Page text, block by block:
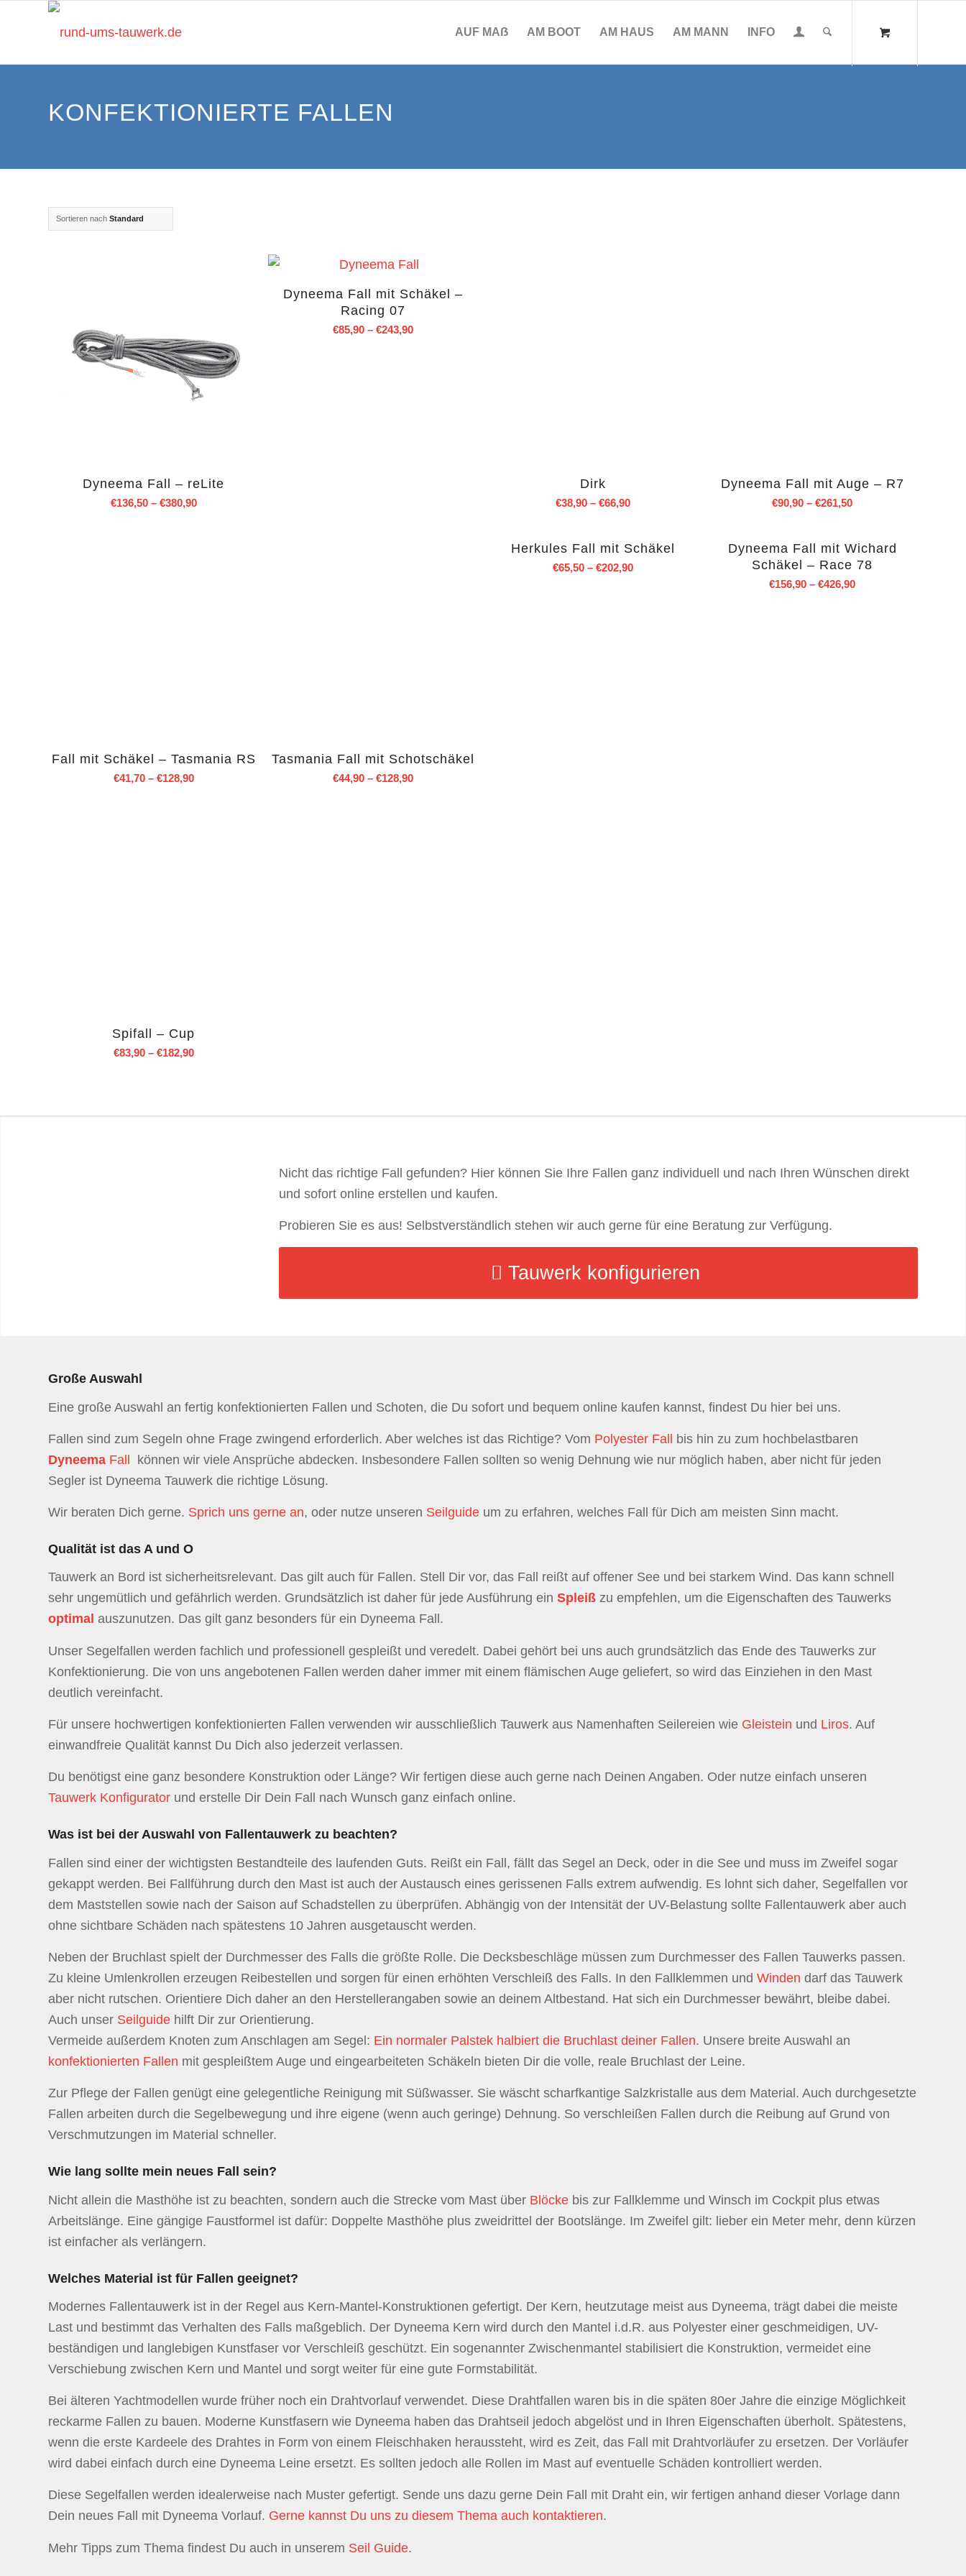
AUF MAẞ AM BOOT AM HAUS AM MANN INFO
KONFEKTIONIERTE FALLEN
Sortieren nach Standard
Dyneema Fall – reLite
€136,50– €380,90
Dyneema Fall mit Schäkel –
Racing 07
€85,90 –€243,90
Dyneema Fall mit Auge – R7
€90,90 –€261,50
Fall mit Schäkel – Tasmania RS
€41,70– €128,90
Tasmania Fall mit Schotschäkel
€44,90 –€128,90
Herkules Fall mit Schäkel
€65,50– €202,90
Dyneema Fall mit Wichard
Schäkel – Race 78
€156,90 –€426,90
Spifall – Cup
€83,90– €182,90
Nicht das richtige Fall gefunden? Hier können Sie Ihre Fallen ganz individuell und nach Ihren Wünschen direkt
und sofort online erstellen und kaufen.
Probieren Sie es aus! Selbstverständlich stehen wir auch gerne für eine Beratung zur Verfügung.
Tauwerk konfigurieren
Große Auswahl
Eine große Auswahl an fertig konfektionierten Fallen und Schoten, die Du sofort und bequem online kaufen kannst, findest Du hier bei uns.
Fallen sind zum Segeln ohne Frage zwingend erforderlich. Aber welches ist das Richtige? Vom Polyester Fall bis hin zu zum hochbelastbaren
Dyneema Fall können wir viele Ansprüche abdecken. Insbesondere Fallen sollten so wenig Dehnung wie nur möglich haben, aber nicht für jeden
Segler ist Dyneema Tauwerk die richtige Lösung.
Wir beraten Dich gerne. Sprich uns gerne an, oder nutze unseren Seilguide um zu erfahren, welches Fall für Dich am meisten Sinn macht.
Qualität ist das A und O
Tauwerk an Bord ist sicherheitsrelevant. Das gilt auch für Fallen. Stell Dir vor, das Fall reißt auf offener See und bei starkem Wind. Das kann schnell
sehr ungemütlich und gefährlich werden. Grundsätzlich ist daher für jede Ausführung ein Spleiß zu empfehlen, um die Eigenschaften des Tauwerks
optimal auszunutzen. Das gilt ganz besonders für ein Dyneema Fall.
Unser Segelfallen werden fachlich und professionell gespleißt und veredelt. Dabei gehört bei uns auch grundsätzlich das Ende des Tauwerks zur
Konfektionierung. Die von uns angebotenen Fallen werden daher immer mit einem flämischen Auge geliefert, so wird das Einziehen in den Mast
deutlich vereinfacht.
Für unsere hochwertigen konfektionierten Fallen verwenden wir ausschließlich Tauwerk aus Namenhaften Seilereien wie Gleistein und Liros. Auf
einwandfreie Qualität kannst Du Dich also jederzeit verlassen.
Du benötigst eine ganz besondere Konstruktion oder Länge? Wir fertigen diese auch gerne nach Deinen Angaben. Oder nutze einfach unseren
Tauwerk Konfigurator und erstelle Dir Dein Fall nach Wunsch ganz einfach online.
Was ist bei der Auswahl von Fallentauwerk zu beachten?
Fallen sind einer der wichtigsten Bestandteile des laufenden Guts. Reißt ein Fall, fällt das Segel an Deck, oder in die See und muss im Zweifel sogar
gekappt werden. Bei Fallführung durch den Mast ist auch der Austausch eines gerissenen Falls extrem aufwendig. Es lohnt sich daher, Segelfallen vor
dem Maststellen sowie nach der Saison auf Schadstellen zu überprüfen. Abhängig von der Intensität der UV-Belastung sollte Fallentauwerk aber auch
ohne sichtbare Schäden nach spätestens 10 Jahren ausgetauscht werden.
Neben der Bruchlast spielt der Durchmesser des Falls die größte Rolle. Die Decksbeschläge müssen zum Durchmesser des Fallen Tauwerks passen.
Zu kleine Umlenkrollen erzeugen Reibestellen und sorgen für einen erhöhten Verschleiß des Falls. In den Fallklemmen und Winden darf das Tauwerk
aber nicht rutschen. Orientiere Dich daher an den Herstellerangaben sowie an deinem Altbestand. Hat sich ein Durchmesser bewährt, bleibe dabei.
Auch unser Seilguide hilft Dir zur Orientierung.
Vermeide außerdem Knoten zum Anschlagen am Segel: Ein normaler Palstek halbiert die Bruchlast deiner Fallen. Unsere breite Auswahl an
konfektionierten Fallen mit gespleißtem Auge und eingearbeiteten Schäkeln bieten Dir die volle, reale Bruchlast der Leine.
Zur Pflege der Fallen genügt eine gelegentliche Reinigung mit Süßwasser. Sie wäscht scharfkantige Salzkristalle aus dem Material. Auch durchgesetzte
Fallen arbeiten durch die Segelbewegung und ihre eigene (wenn auch geringe) Dehnung. So verschleißen Fallen durch die Reibung auf Grund von
Verschmutzungen im Material schneller.
Wie lang sollte mein neues Fall sein?
Nicht allein die Masthöhe ist zu beachten, sondern auch die Strecke vom Mast über Blöcke bis zur Fallklemme und Winsch im Cockpit plus etwas
Arbeitslänge. Eine gängige Faustformel ist dafür: Doppelte Masthöhe plus zweidrittel der Bootslänge. Im Zweifel gilt: lieber ein Meter mehr, denn kürzen
ist einfacher als verlängern.
Welches Material ist für Fallen geeignet?
Modernes Fallentauwerk ist in der Regel aus Kern-Mantel-Konstruktionen gefertigt. Der Kern, heutzutage meist aus Dyneema, trägt dabei die meiste
Last und bestimmt das Verhalten des Falls maßgeblich. Der Dyneema Kern wird durch den Mantel i.d.R. aus Polyester einer geschmeidigen, UV-
beständigen und langlebigen Kunstfaser vor Verschleiß geschützt. Ein sogenannter Zwischenmantel stabilisiert die Konstruktion, vermeidet eine
Verschiebung zwischen Kern und Mantel und sorgt weiter für eine gute Formstabilität.
Bei älteren Yachtmodellen wurde früher noch ein Drahtvorlauf verwendet. Diese Drahtfallen waren bis in die späten 80er Jahre die einzige Möglichkeit
reckarme Fallen zu bauen. Moderne Kunstfasern wie Dyneema haben das Drahtseil jedoch abgelöst und in Ihren Eigenschaften überholt. Spätestens,
wenn die erste Kardeele des Drahtes in Form von einem Fleischhaken heraussteht, wird es Zeit, das Fall mit Drahtvorläufer zu ersetzen. Der Vorläufer
wird dabei einfach durch eine Dyneema Leine ersetzt. Es sollten jedoch alle Rollen im Mast auf eventuelle Schäden kontrolliert werden.
Diese Segelfallen werden idealerweise nach Muster gefertigt. Sende uns dazu gerne Dein Fall mit Draht ein, wir fertigen anhand dieser Vorlage dann
Dein neues Fall mit Dyneema Vorlauf. Gerne kannst Du uns zu diesem Thema auch kontaktieren.
Mehr Tipps zum Thema findest Du auch in unserem Seil Guide.